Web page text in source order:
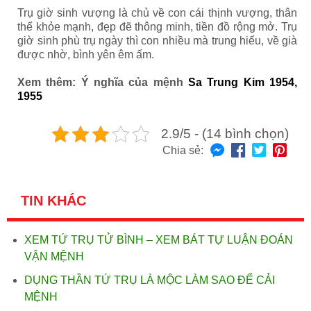
Trụ giờ sinh vượng là chủ về con cái thịnh vượng, thân
thể khỏe mạnh, đẹp đẽ thông minh, tiền đồ rộng mở. Trụ
giờ sinh phù trụ ngày thì con nhiều mà trung hiếu, về già
được nhờ, bình yên êm ấm.
Xem thêm: Ý nghĩa của mệnh Sa Trung Kim 1954,
1955
2.9/5 - (14 bình chọn)
Chia sẻ:
TIN KHÁC
XEM TỨ TRỤ TỬ BÌNH – XEM BÁT TỰ LUẬN ĐOÁN
VẬN MỆNH
DỤNG THẦN TỨ TRỤ LÀ MỘC LÀM SAO ĐỂ CẢI
MỆNH